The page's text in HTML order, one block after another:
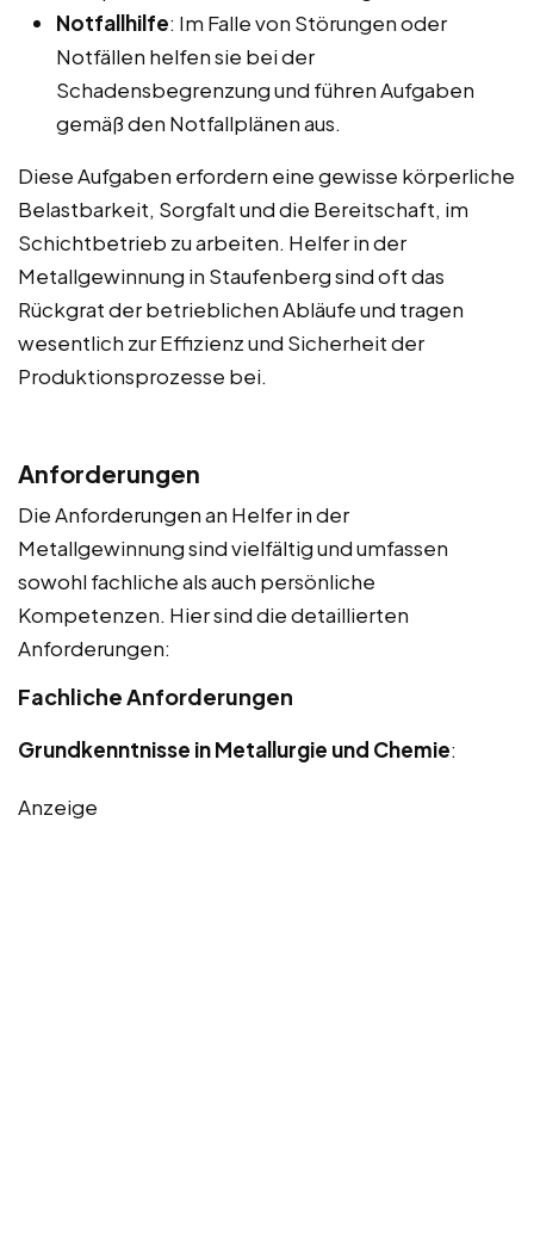
Notfallhilfe: Im Falle von Störungen oder
Notfällen helfen sie bei der
Schadensbegrenzung und führen Aufgaben
gemäß den Notfallplänen aus.
Diese Aufgaben erfordern eine gewisse körperliche
Belastbarkeit, Sorgfalt und die Bereitschaft, im
Schichtbetrieb zu arbeiten. Helfer in der
Metallgewinnung in Staufenberg sind oft das
Rückgrat der betrieblichen Abläufe und tragen
wesentlich zur Effizienz und Sicherheit der
Produktionsprozesse bei.
Anforderungen
Die Anforderungen an Helfer in der
Metallgewinnung sind vielfältig und umfassen
sowohl fachliche als auch persönliche
Kompetenzen. Hier sind die detaillierten
Anforderungen:
Fachliche Anforderungen
Grundkenntnisse in Metallurgie und Chemie:
Anzeige